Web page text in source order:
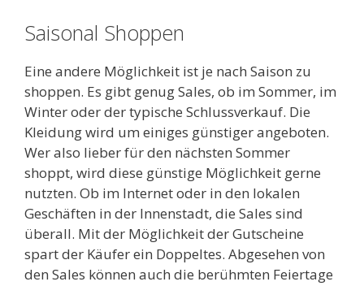
Saisonal Shoppen
Eine andere Möglichkeit ist je nach Saison zu
shoppen. Es gibt genug Sales, ob im Sommer, im
Winter oder der typische Schlussverkauf. Die
Kleidung wird um einiges günstiger angeboten.
Wer also lieber für den nächsten Sommer
shoppt, wird diese günstige Möglichkeit gerne
nutzten. Ob im Internet oder in den lokalen
Geschäften in der Innenstadt, die Sales sind
überall. Mit der Möglichkeit der Gutscheine
spart der Käufer ein Doppeltes. Abgesehen von
den Sales können auch die berühmten Feiertage